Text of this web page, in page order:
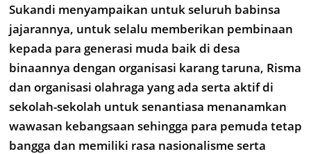
Sukandi menyampaikan untuk seluruh babinsa
jajarannya, untuk selalu memberikan pembinaan
kepada para generasi muda baik di desa
binaannya dengan organisasi karang taruna, Risma
dan organisasi olahraga yang ada serta aktif di
sekolah-sekolah untuk senantiasa menanamkan
wawasan kebangsaan sehingga para pemuda tetap
bangga dan memiliki rasa nasionalisme serta